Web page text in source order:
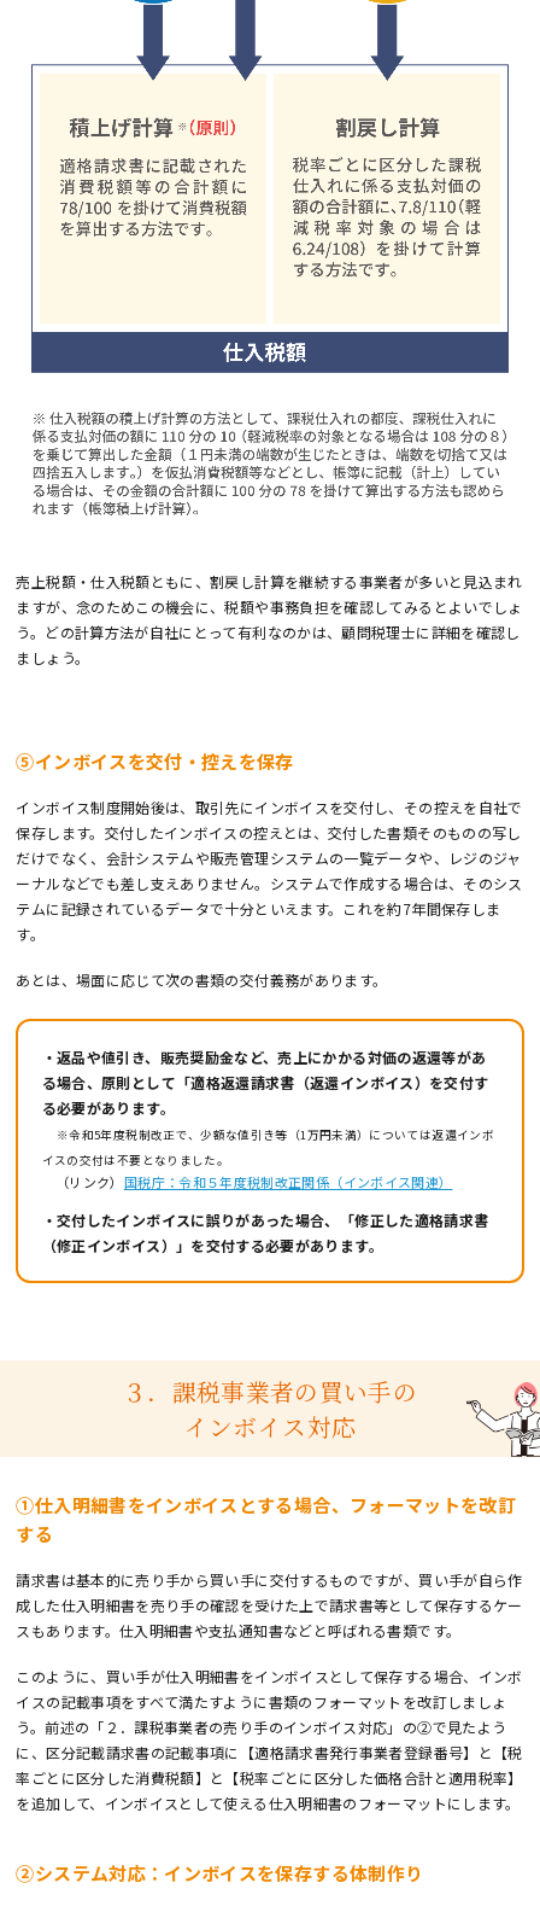
売上税額・仕入税額ともに、割戻し計算を継続する事業者が多いと見込まれ
ますが、念のためこの機会に、税額や事務負担を確認してみるとよいでしょ
う。どの計算方法が自社にとって有利なのかは、顧問税理士に詳細を確認し
ましょう。
⑤インボイスを交付・控えを保存
インボイス制度開始後は、取引先にインボイスを交付し、その控えを自社で
保存します。交付したインボイスの控えとは、交付した書類そのものの写し
だけでなく、会計システムや販売管理システムの一覧データや、レジのジャ
ーナルなどでも差し支えありません。システムで作成する場合は、そのシス
テムに記録されているデータで十分といえます。これを約7年間保存しま
す。
あとは、場面に応じて次の書類の交付義務があります。
・返品や値引き、販売奨励金など、売上にかかる対価の返還等があ
る場合、原則として「適格返還請求書（返還インボイス）を交付す
る必要があります。
※令和5年度税制改正で、少額な値引き等（1万円未満）については返還インボ
イスの交付は不要となりました。
（リンク） 国税庁：令和５年度税制改正関係（インボイス関連）
・交付したインボイスに誤りがあった場合、「修正した適格請求書
（修正インボイス）」を交付する必要があります。
３．課税事業者の買い手の
インボイス対応
①仕入明細書をインボイスとする場合、フォーマットを改訂
する
請求書は基本的に売り手から買い手に交付するものですが、買い手が自ら作
成した仕入明細書を売り手の確認を受けた上で請求書等として保存するケー
スもあります。仕入明細書や支払通知書などと呼ばれる書類です。
このように、買い手が仕入明細書をインボイスとして保存する場合、インボ
イスの記載事項をすべて満たすように書類のフォーマットを改訂しましょ
う。前述の「２．課税事業者の売り手のインボイス対応」の②で見たよう
に、区分記載請求書の記載事項に【適格請求書発行事業者登録番号】と【税
率ごとに区分した消費税額】と【税率ごとに区分した価格合計と適用税率】
を追加して、インボイスとして使える仕入明細書のフォーマットにします。
②システム対応：インボイスを保存する体制作り